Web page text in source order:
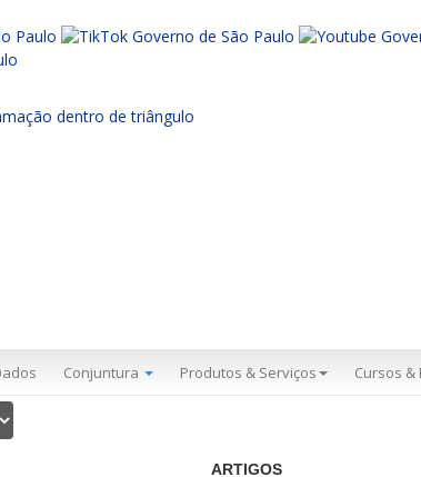
Conjuntura Produtos & Serviços Cursos &
ARTIGOS